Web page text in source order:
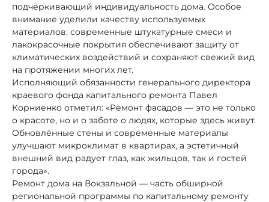
подчёркивающий индивидуальность дома. Особое
внимание уделили качеству используемых
материалов: современные штукатурные смеси и
лакокрасочные покрытия обеспечивают защиту от
климатических воздействий и сохраняют свежий вид
на протяжении многих лет.
Исполняющий обязанности генерального директора
краевого фонда капитального ремонта Павел
Корниенко отметил: «Ремонт фасадов — это не только
о красоте, но и о заботе о людях, которые здесь живут.
Обновлённые стены и современные материалы
улучшают микроклимат в квартирах, а эстетичный
внешний вид радует глаз, как жильцов, так и гостей
города».
Ремонт дома на Вокзальной — часть обширной
региональной программы по капитальному ремонту